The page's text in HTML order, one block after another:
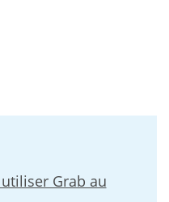
Grab au